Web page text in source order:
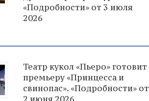
«Подробности» от 3 июля
2026
Театр кукол «Пьеро» готовит
премьеру «Принцесса и
свинопас». «Подробности» от